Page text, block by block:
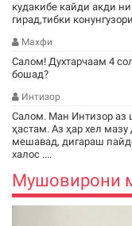
кудакибе кайди акди
гирад,тибки
Махфи
Салом! Духтарчаам 4
бошад?
Интизор
Салом. Ман Интизор аз
ҳастам. Аз ҳар хел
мешавад, дигараш
халос ....
Мушовирони